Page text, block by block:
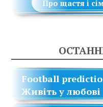
Про щастя і
Football
Живіть у любові